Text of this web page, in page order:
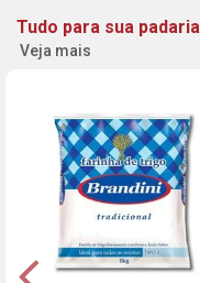
Tudo para sua padaria
Veja mais